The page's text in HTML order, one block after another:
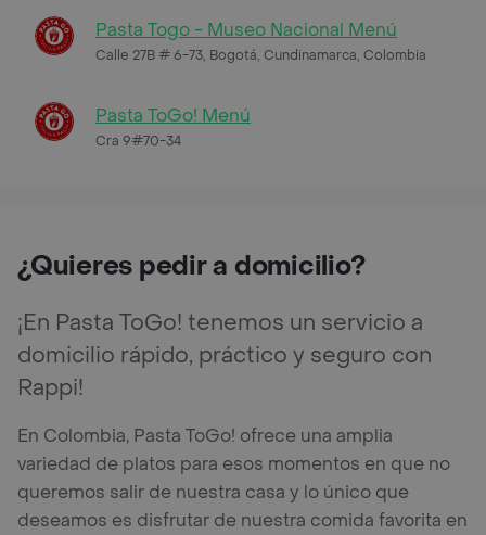
Pasta Togo - Museo Nacional Menú
Calle 27B # 6-73, Bogotá, Cundinamarca, Colombia
Pasta ToGo! Menú
Cra 9#70-34
¿Quieres pedir a domicilio?
¡En Pasta ToGo! tenemos un servicio a
domicilio rápido, práctico y seguro con
Rappi!
En Colombia, Pasta ToGo! ofrece una amplia
variedad de platos para esos momentos en que no
queremos salir de nuestra casa y lo único que
deseamos es disfrutar de nuestra comida favorita en